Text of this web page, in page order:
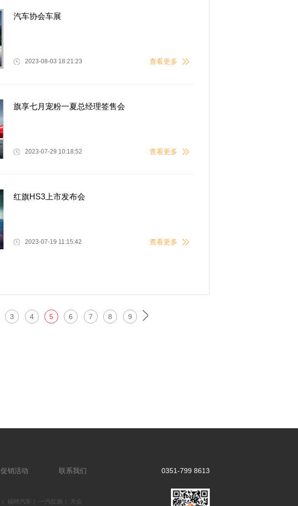
汽车协会车展
2023-08-03 18:21:23 查看更多
旗享七月宠粉一夏总经理签售会
2023-07-29 10:18:52 查看更多
红旗HS3上市发布会
2023-07-19 11:15:42 查看更多
3 4 5 6 7 8 9
促销活动 联系我们
福特汽车 一汽红旗 大众
0351-799 8613